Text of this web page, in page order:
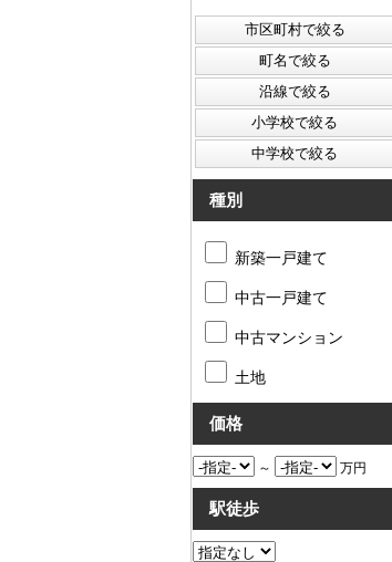
種別
新築一戸建て
中古一戸建て
中古マンション
土地
価格
～ 万円
駅徒歩